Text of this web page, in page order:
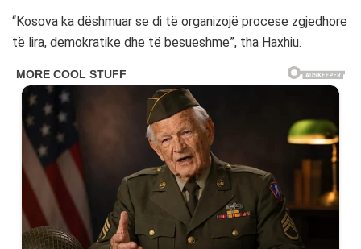
“Kosova ka dëshmuar se di të organizojë procese zgjedhore
të lira, demokratike dhe të besueshme”, tha Haxhiu.